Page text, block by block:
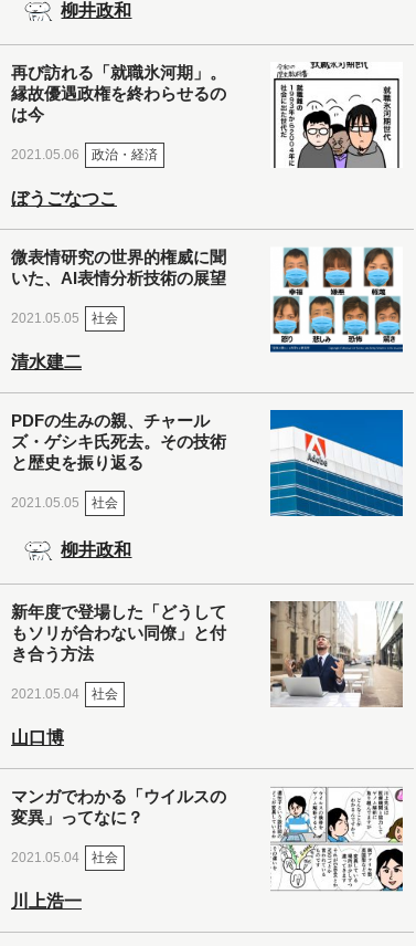
柳井政和
再び訪れる「就職氷河期」。
縁故優遇政権を終わらせるの
は今
2021.05.06 政治・経済
ぼうごなつこ
微表情研究の世界的権威に聞
いた、AI表情分析技術の展望
2021.05.05 社会
清水建二
PDFの生みの親、チャール
ズ・ゲシキ氏死去。その技術
と歴史を振り返る
2021.05.05 社会
柳井政和
新年度で登場した「どうして
もソリが合わない同僚」と付
き合う方法
2021.05.04 社会
山口博
マンガでわかる「ウイルスの
変異」ってなに？
2021.05.04 社会
川上浩一